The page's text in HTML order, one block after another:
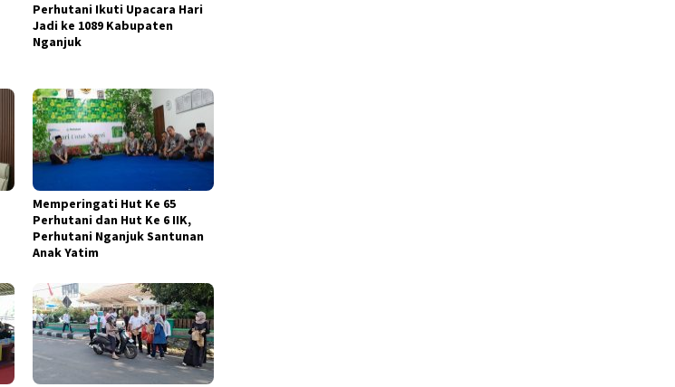
Perhutani Ikuti Upacara Hari
Jadi ke 1089 Kabupaten
Nganjuk
Memperingati Hut Ke 65
Perhutani dan Hut Ke 6 IIK,
Perhutani Nganjuk Santunan
Anak Yatim